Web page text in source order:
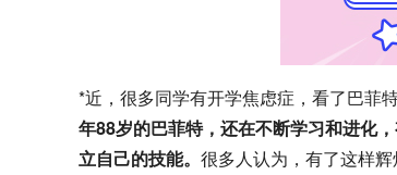
*近，很多同学有开学焦虑症，看了巴菲
年88岁的巴菲特，还在不断学习和进化
立自己的技能。 很多人认为，有了这样